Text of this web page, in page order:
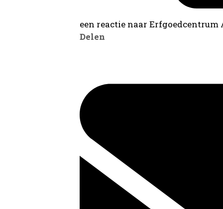
een reactie naar
Delen